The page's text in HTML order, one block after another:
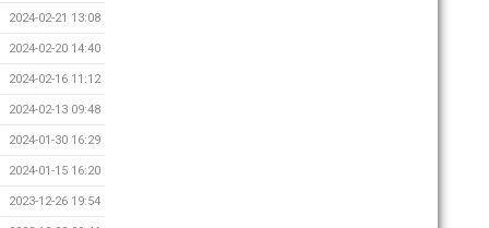
2024-02-21 13:08
2024-02-20 14:40
2024-02-16 11:12
2024-02-13 09:48
2024-01-30 16:29
2024-01-15 16:20
2023-12-26 19:54